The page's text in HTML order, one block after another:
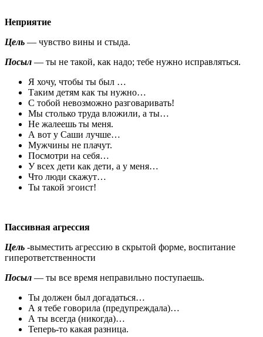
Неприятие
Цель — чувство вины и стыда.
Посыл — ты не такой, как надо; тебе нужно исправляться.
Я хочу, чтобы ты был …
Таким детям как ты нужно…
С тобой невозможно разговаривать!
Мы столько труда вложили, а ты…
Не жалеешь ты меня.
А вот у Саши лучше…
Мужчины не плачут.
Посмотри на себя…
У всех дети как дети, а у меня…
Что люди скажут…
Ты такой эгоист!
Пассивная агрессия
Цель -выместить агрессию в скрытой форме, воспитание
гиперответственности
Посыл — ты все время неправильно поступаешь.
Ты должен был догадаться…
А я тебе говорила (предупреждала)…
А ты всегда (никогда)…
Теперь-то какая разница.